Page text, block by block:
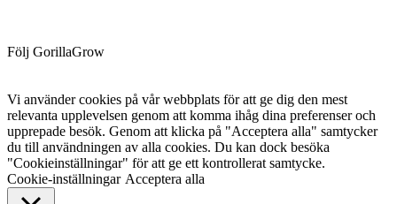
Följ GorillaGrow
Vi använder cookies på vår webbplats för att ge dig den mest
relevanta upplevelsen genom att komma ihåg dina preferenser och
upprepade besök. Genom att klicka på "Acceptera alla" samtycker
du till användningen av alla cookies. Du kan dock besöka
"Cookieinställningar" för att ge ett kontrollerat samtycke.
Cookie-inställningar Acceptera alla